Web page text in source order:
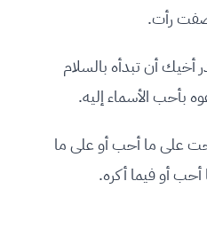
صفت رأت.
أن تبدأه بالسلام
بأحب الأسماء إليه.
على ما أحب أو على ما
أحب أو فيما أكره.